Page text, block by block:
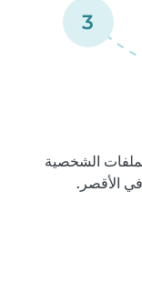
3
الشخصية
الأقصر.